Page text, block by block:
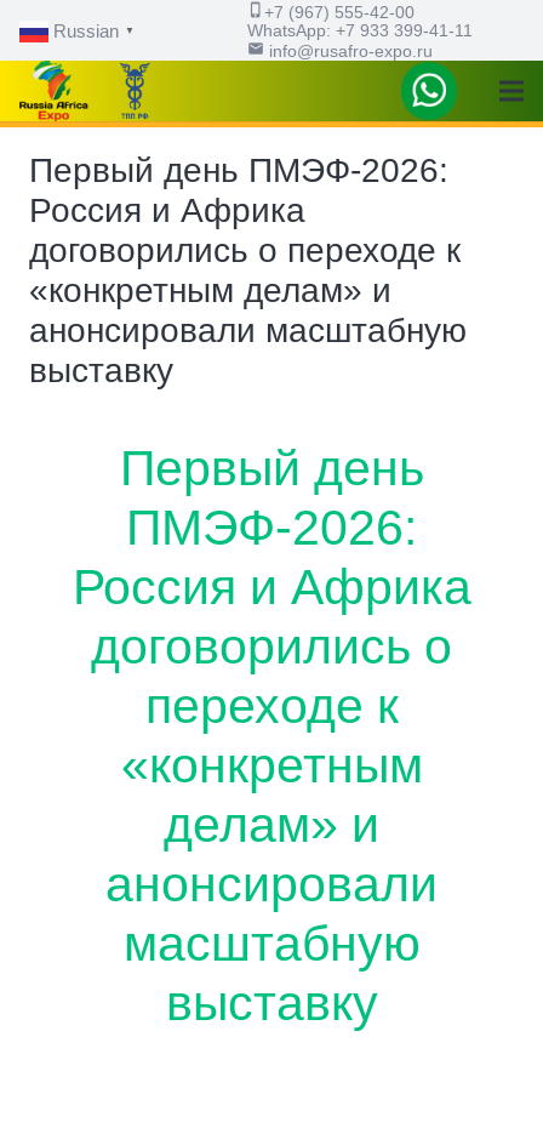
Russian ▼
phone_iphone+7 (967) 555-42-00
WhatsApp: ‪+7 933 399-41-11
email info@rusafro-expo.ru
Первый день ПМЭФ-2026:
Россия и Африка
договорились о переходе к
«конкретным делам» и
анонсировали масштабную
выставку
Первый день
ПМЭФ-2026:
Россия и Африка
договорились о
переходе к
«конкретным
делам» и
анонсировали
масштабную
выставку